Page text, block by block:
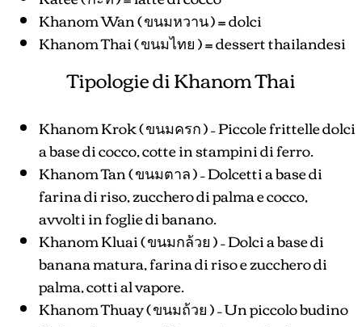
Khanom Wan ( ขนมหวาน ) = dolci
Khanom Thai ( ขนมไทย ) = dessert thailandesi
Tipologie di Khanom Thai
Khanom Krok ( ขนมครก ) – Piccole frittelle dolci
a base di cocco, cotte in stampini di ferro.
Khanom Tan ( ขนมตาล ) – Dolcetti a base di
farina di riso, zucchero di palma e cocco,
avvolti in foglie di banano.
Khanom Kluai ( ขนมกล้วย ) – Dolci a base di
banana matura, farina di riso e zucchero di
palma, cotti al vapore.
Khanom Thuay ( ขนมถ้วย ) – Un piccolo budino